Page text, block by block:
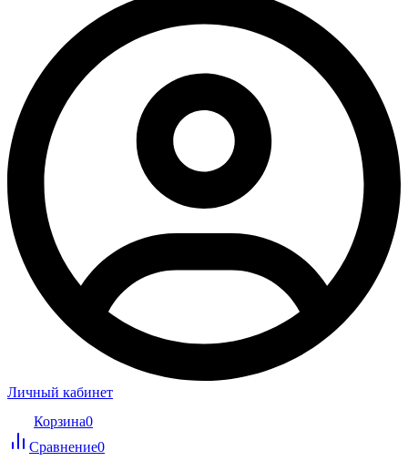
Личный кабинет
Корзина0
Сравнение0